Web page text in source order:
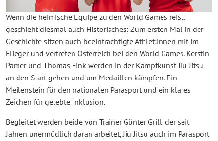
Wenn die heimische Equipe zu den World Games reist,
geschieht diesmal auch Historisches: Zum ersten Mal in der
Geschichte sitzen auch beeinträchtigte Athlet:innen mit im
Flieger und vertreten Österreich bei den World Games. Kerstin
Pamer und Thomas Fink werden in der Kampfkunst Jiu Jitsu
an den Start gehen und um Medaillen kämpfen. Ein
Meilenstein für den nationalen Parasport und ein klares
Zeichen für gelebte Inklusion.
Begleitet werden beide von Trainer Günter Grill, der seit
Jahren unermüdlich daran arbeitet, Jiu Jitsu auch im Parasport